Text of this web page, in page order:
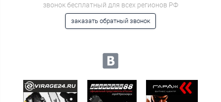
звонок бесплатный для всех регионов РФ
заказать обратный звонок